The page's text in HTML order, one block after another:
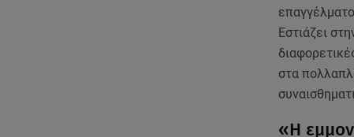
Εστιάζει
στα
«Η